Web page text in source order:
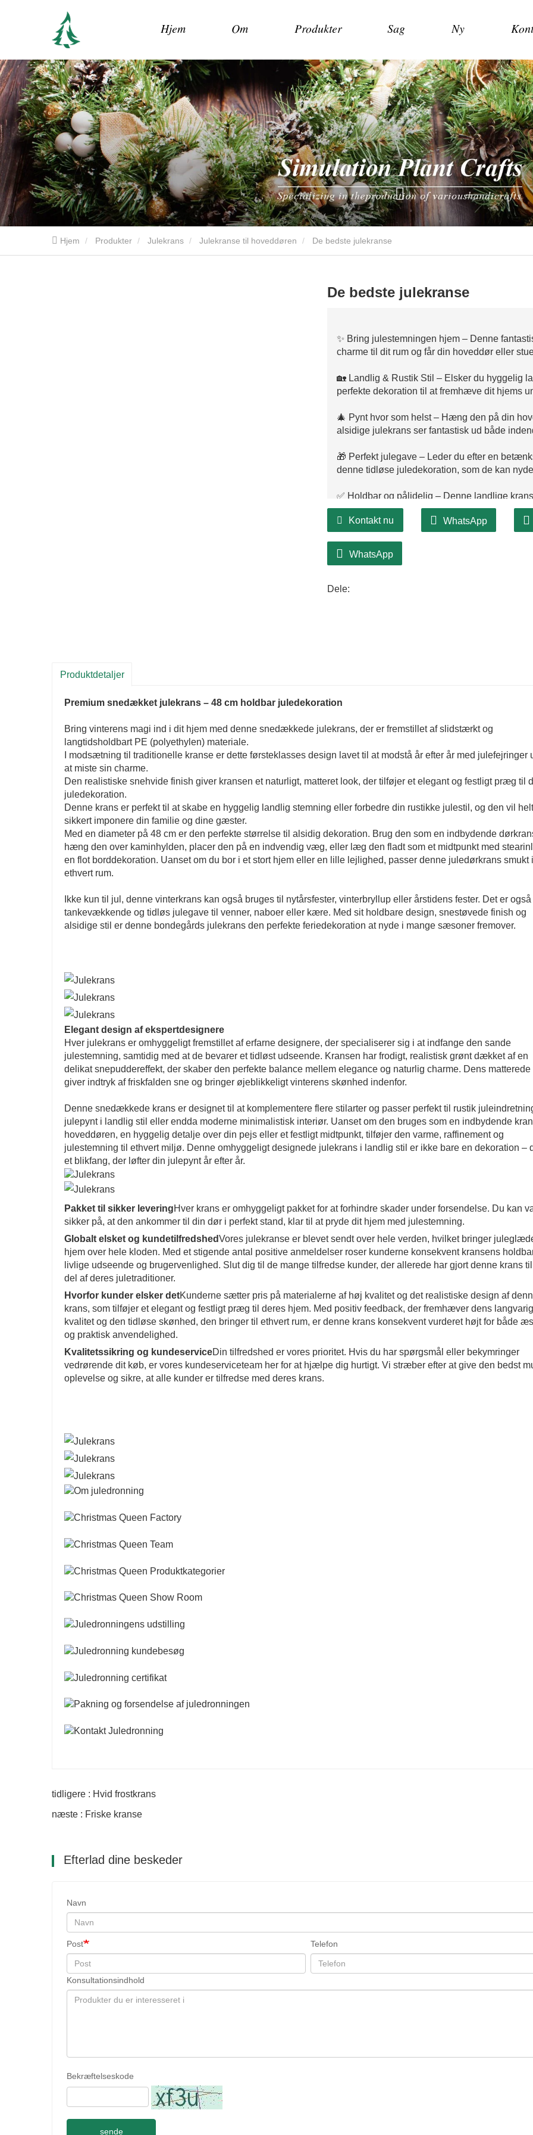
Hjem Om Produkter Sag Ny
Hjem Produkter Julekrans Julekranse til hoveddøren De bedste julekranse
De bedste julekranse
✨ Bring julestemningen hjem – Denne
charme til dit rum og får din hoveddør eller
🏡 Landlig & Rustik Stil – Elsker du hyggelig
perfekte dekoration til at fremhæve dit hjems
🎄 Pynt hvor som helst – Hæng den på din
alsidige julekrans ser fantastisk ud både
🎁 Perfekt julegave – Leder du efter en
denne tidløse juledekoration, som de kan
✅ Holdbar og pålidelig – Denne landlige
sin skønhed sæson efter sæson. Derudover
Kontakt nu
WhatsApp
WhatsApp
Dele:
Produktdetaljer
Premium snedækket julekrans – 48 cm holdbar juledekoration
Bring vinterens magi ind i dit hjem med denne snedækkede julekrans, der er fremstillet af slidstærkt og
langtidsholdbart PE (polyethylen) materiale.
I modsætning til traditionelle kranse er dette førsteklasses design lavet til at modstå år efter år med julefejringer
at miste sin charme.
Den realistiske snehvide finish giver kransen et naturligt, matteret look, der tilføjer et elegant og festligt præg til
juledekoration.
Denne krans er perfekt til at skabe en hyggelig landlig stemning eller forbedre din rustikke julestil, og den vil helt
sikkert imponere din familie og dine gæster.
Med en diameter på 48 cm er den perfekte størrelse til alsidig dekoration. Brug den som en indbydende
hæng den over kaminhylden, placer den på en indvendig væg, eller læg den fladt som et midtpunkt med
en flot borddekoration. Uanset om du bor i et stort hjem eller en lille lejlighed, passer denne juledørkrans smukt
ethvert rum.
Ikke kun til jul, denne vinterkrans kan også bruges til nytårsfester, vinterbryllup eller årstidens fester. Det er også
tankevækkende og tidløs julegave til venner, naboer eller kære. Med sit holdbare design, snestøvede finish og
alsidige stil er denne bondegårds julekrans den perfekte feriedekoration at nyde i mange sæsoner fremover.
Elegant design af ekspertdesignere
Hver julekrans er omhyggeligt fremstillet af erfarne designere, der specialiserer sig i at indfange den sande
julestemning, samtidig med at de bevarer et tidløst udseende. Kransen har frodigt, realistisk grønt dækket af en
delikat snepuddereffekt, der skaber den perfekte balance mellem elegance og naturlig charme. Dens matterede
giver indtryk af friskfalden sne og bringer øjeblikkeligt vinterens skønhed indenfor.
Denne snedækkede krans er designet til at komplementere flere stilarter og passer perfekt til rustik
julepynt i landlig stil eller endda moderne minimalistisk interiør. Uanset om den bruges som en indbydende
hoveddøren, en hyggelig detalje over din pejs eller et festligt midtpunkt, tilføjer den varme, raffinement og
julestemning til ethvert miljø. Denne omhyggeligt designede julekrans i landlig stil er ikke bare en dekoration –
et blikfang, der løfter din julepynt år efter år.
Pakket til sikker leveringHver krans er omhyggeligt pakket for at forhindre skader under forsendelse. Du kan
sikker på, at den ankommer til din dør i perfekt stand, klar til at pryde dit hjem med julestemning.
Globalt elsket og kundetilfredshedVores julekranse er blevet sendt over hele verden, hvilket bringer
hjem over hele kloden. Med et stigende antal positive anmeldelser roser kunderne konsekvent kransens
livlige udseende og brugervenlighed. Slut dig til de mange tilfredse kunder, der allerede har gjort denne krans
del af deres juletraditioner.
Hvorfor kunder elsker detKunderne sætter pris på materialerne af høj kvalitet og det realistiske design af
krans, som tilføjer et elegant og festligt præg til deres hjem. Med positiv feedback, der fremhæver dens
kvalitet og den tidløse skønhed, den bringer til ethvert rum, er denne krans konsekvent vurderet højt for både
og praktisk anvendelighed.
Kvalitetssikring og kundeserviceDin tilfredshed er vores prioritet. Hvis du har spørgsmål eller bekymringer
vedrørende dit køb, er vores kundeserviceteam her for at hjælpe dig hurtigt. Vi stræber efter at give den bedst
oplevelse og sikre, at alle kunder er tilfredse med deres krans.
tidligere : Hvid frostkrans
næste : Friske kranse
Efterlad dine beskeder
Navn
Post Telefon
Konsultationsindhold
Bekræftelseskode
sende